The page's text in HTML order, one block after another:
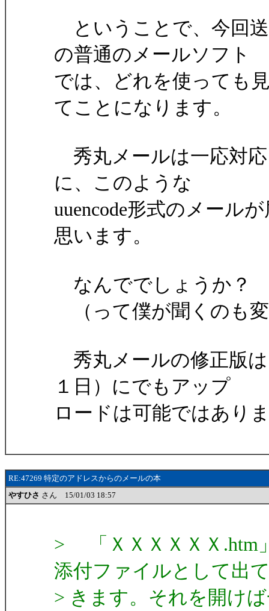
ということで、今回
の普通のメールソフト
では、どれを使っても
てことになります。
秀丸メールは一応対
に、このような
uuencode形式のメール
思います。
なんででしょうか？
（って僕が聞くのも
秀丸メールの修正版
１日）にでもアップ
ロードは可能ではあり
RE:47269 特定のアドレスからのメールの本
やすひさ さん 15/01/03 18:57
> 「ＸＸＸＸＸＸ.htm
添付ファイルとして出
> きます。それを開け